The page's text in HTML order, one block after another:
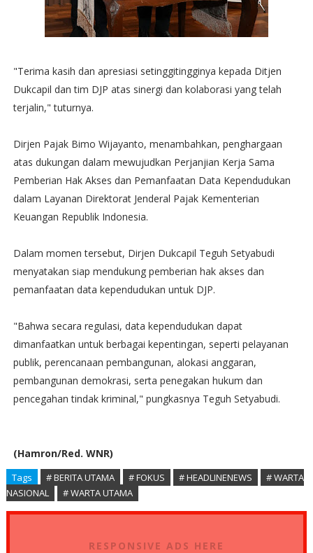
"Terima kasih dan apresiasi setinggitingginya kepada Ditjen
Dukcapil dan tim DJP atas sinergi dan kolaborasi yang telah
terjalin," tuturnya.
Dirjen Pajak Bimo Wijayanto, menambahkan, penghargaan
atas dukungan dalam mewujudkan Perjanjian Kerja Sama
Pemberian Hak Akses dan Pemanfaatan Data Kependudukan
dalam Layanan Direktorat Jenderal Pajak Kementerian
Keuangan Republik Indonesia.
Dalam momen tersebut, Dirjen Dukcapil Teguh Setyabudi
menyatakan siap mendukung pemberian hak akses dan
pemanfaatan data kependudukan untuk DJP.
"Bahwa secara regulasi, data kependudukan dapat
dimanfaatkan untuk berbagai kepentingan, seperti pelayanan
publik, perencanaan pembangunan, alokasi anggaran,
pembangunan demokrasi, serta penegakan hukum dan
pencegahan tindak kriminal," pungkasnya Teguh Setyabudi.
(Hamron/Red. WNR)
Tags # BERITA UTAMA # FOKUS # HEADLINENEWS
# WARTA
NASIONAL
# WARTA UTAMA
RESPONSIVE ADS HERE